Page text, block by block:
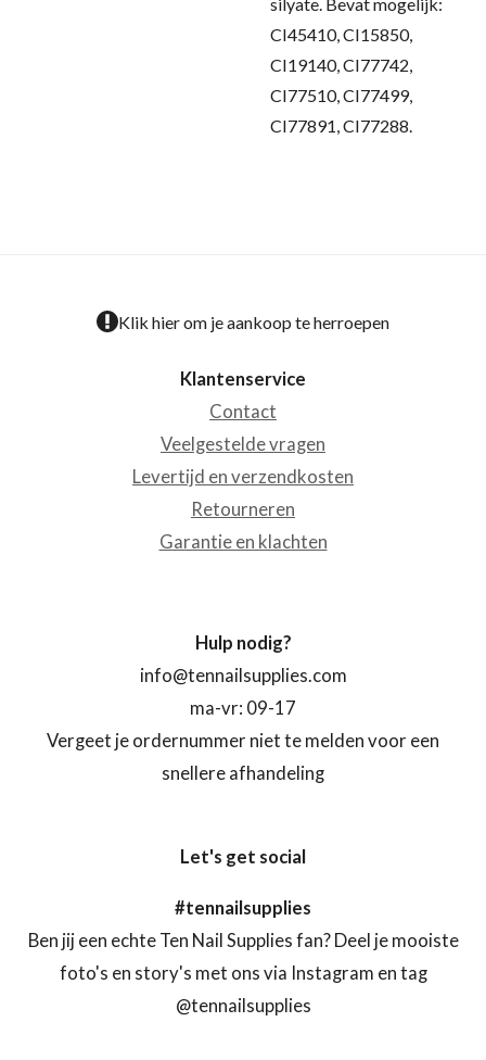
CI45410, CI15850,
CI19140, CI77742,
CI77510, CI77499,
CI77891, CI77288.
Klik hier om je aankoop te herroepen
Klantenservice
Contact
Veelgestelde vragen
Levertijd en verzendkosten
Retourneren
Garantie en klachten
Hulp nodig?
info@tennailsupplies.com
ma-vr: 09-17
Vergeet je ordernummer niet te melden voor een
snellere afhandeling
Let's get social
#tennailsupplies
Ben jij een echte Ten Nail Supplies fan? Deel je mooiste
foto's en story's met ons via Instagram en tag
@tennailsupplies